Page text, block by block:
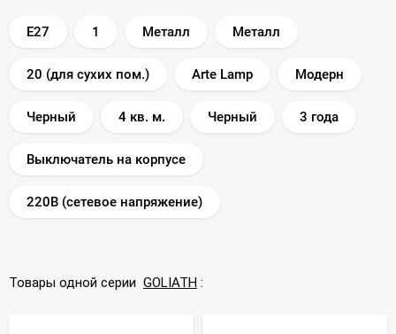
E27 1 Металл Металл
20 (для сухих пом.) Arte Lamp Модерн
Черный 4 кв. м. Черный 3 года
Выключатель на корпусе
220В (сетевое напряжение)
Товары одной серии GOLIATH :